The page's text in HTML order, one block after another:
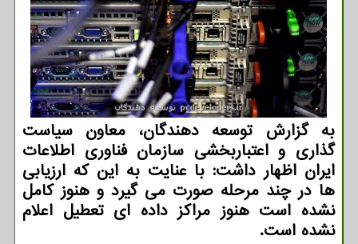
به گزارش توسعه دهندگان، معاون سیاست
گذاری و اعتباربخشی سازمان فناوری اطلاعات
ایران اظهار داشت: با عنایت به این که ارزیابی
ها در چند مرحله صورت می گیرد و هنوز کامل
نشده است هنوز مراکز داده ای تعطیل اعلام
نشده است.